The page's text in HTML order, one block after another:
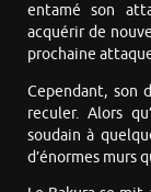
entamé son
acquérir de
prochaine
Cependant, son
reculer. Alors
soudain à
d’énormes murs